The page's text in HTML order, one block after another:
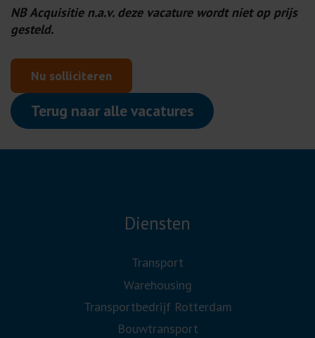
NB Acquisitie n.a.v. deze vacature wordt niet op prijs
gesteld.
Nu solliciteren
Terug naar alle vacatures
Diensten
Transport
Warehousing
Transportbedrijf Rotterdam
Bouwtransport